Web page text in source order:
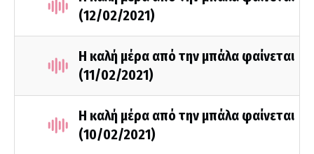
(12/02/2021)
Η καλή μέρα από την μπάλα φαίνεται
(11/02/2021)
Η καλή μέρα από την μπάλα φαίνεται
(10/02/2021)